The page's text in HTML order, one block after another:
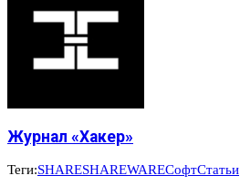
Журнал «Хакер»
Теги:SHARESHAREWAREСофтСтатьи